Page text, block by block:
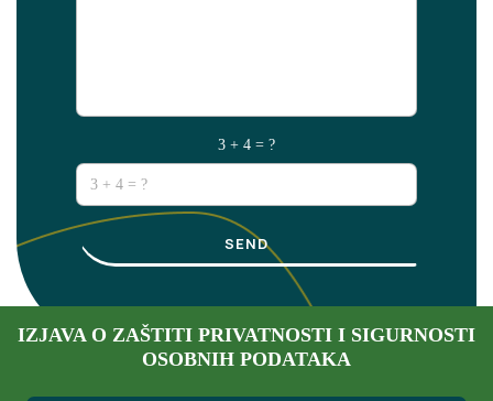
3 + 4 = ?
SEND
IZJAVA O ZAŠTITI PRIVATNOSTI I SIGURNOSTI
OSOBNIH PODATAKA